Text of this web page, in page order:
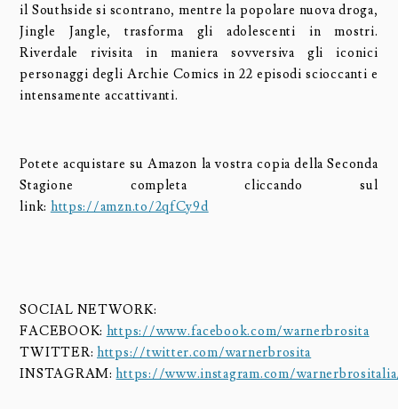
il Southside si scontrano, mentre la popolare nuova droga,
Jingle Jangle, trasforma gli adolescenti in mostri.
Riverdale rivisita in maniera sovversiva gli iconici
personaggi degli Archie Comics in 22 episodi scioccanti e
intensamente accattivanti.
Potete acquistare su Amazon la vostra copia della Seconda
Stagione completa cliccando sul
link: https://amzn.to/2qfCy9d
SOCIAL NETWORK:
FACEBOOK: https://www.facebook.com/warnerbrosita
TWITTER:https://twitter.com/warnerbrosita
INSTAGRAM:https://www.instagram.com/